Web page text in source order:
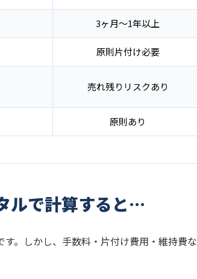
3ヶ月〜1年以上
原則片付け必要
売れ残りリスクあり
原則あり
ルで計算すると…
。しかし、手数料・片付け費用・維持費な